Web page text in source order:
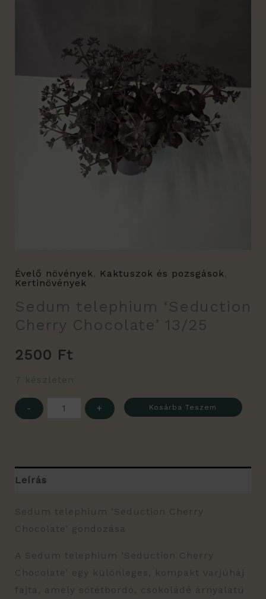
Évelő növények, Kaktuszok és pozsgások,
Kertinövények
Sedum telephium ‘Seduction
Cherry Chocolate’ 13/25
2500 Ft
7 készleten
-
mennyiség
+ Kosárba Teszem
Leírás
Sedum telephium ‘Seduction Cherry
Chocolate’ gondozása
A Sedum telephium ‘Seduction Cherry
Chocolate’ egy különleges, kompakt varjúháj
fajta, amely sötétbordó, csokoládé árnyalatú